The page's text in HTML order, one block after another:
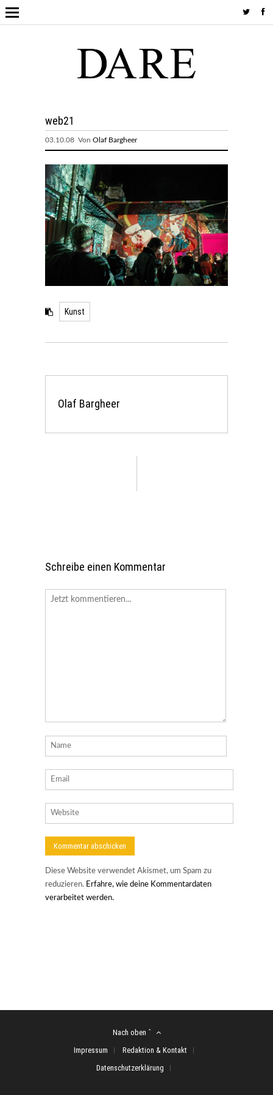
web21
03.10.08 Von Olaf Bargheer
Kunst
Olaf Bargheer
Schreibe einen Kommentar
Diese Website verwendet Akismet, um Spam zu
reduzieren. Erfahre, wie deine Kommentardaten
verarbeitet werden.
Nach oben ˆ
Impressum
Redaktion & Kontakt
Datenschutzerklärung